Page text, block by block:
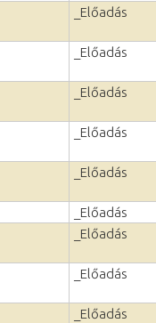
_Előadás
_Előadás
_Előadás
_Előadás
_Előadás
_Előadás
_Előadás
_Előadás
_Előadás